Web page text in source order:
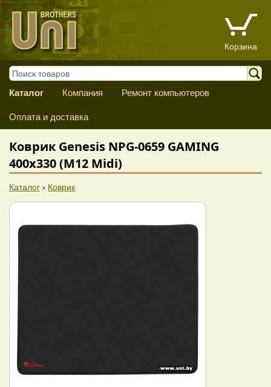
Корзина
Каталог Компания Ремонт компьютеров
Оплата и доставка
Коврик Genesis NPG-0659 GAMING
400x330 (M12 Midi)
Каталог › Коврик